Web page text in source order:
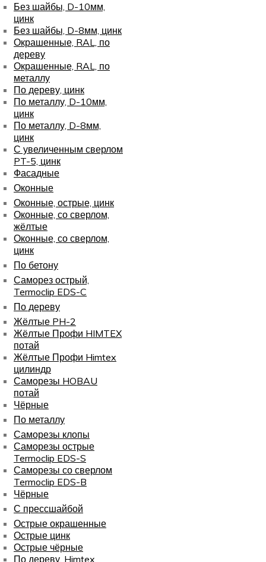
Без шайбы, D-10мм,
цинк
Без шайбы, D-8мм, цинк
Окрашенные, RAL, по
дереву
Окрашенные, RAL, по
металлу
По дереву, цинк
По металлу, D-10мм,
цинк
По металлу, D-8мм,
цинк
С увеличенным сверлом
PT-5, цинк
Фасадные
Оконные
Оконные, острые, цинк
Оконные, со сверлом,
жёлтые
Оконные, со сверлом,
цинк
По бетону
Саморез острый,
Termoclip EDS-C
По дереву
Жёлтые PH-2
Жёлтые Профи HIMTEX
потай
Жёлтые Профи Himtex
цилиндр
Саморезы HOBAU
потай
Чёрные
По металлу
Саморезы клопы
Саморезы острые
Termoclip EDS-S
Саморезы со сверлом
Termoclip EDS-B
Чёрные
С прессшайбой
Острые окрашенные
Острые цинк
Острые чёрные
По дереву, Himtex